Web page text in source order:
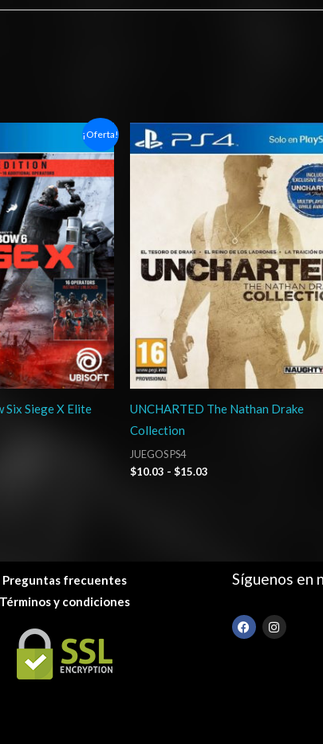
¡Oferta!
Six Siege X Elite
UNCHARTED The Nathan Drake
Collection
JUEGOS PS4
$10.03 - $15.03
de
precios:
$10.03
hasta
$15.03
Preguntas frecuentes
Términos y condiciones
Síguenos en
F
a
I
n